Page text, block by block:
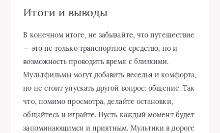
Итоги и выводы
В конечном итоге, не забывайте, что путешествие
— это не только транспортное средство, но и
возможность проводить время с близкими.
Мультфильмы могут добавить веселья и комфорта,
но не стоит упускать другой вопрос: общение. Так
что, помимо просмотра, делайте остановки,
общайтесь и играйте. Пусть каждый момент будет
запоминающимся и приятным. Мультики в дороге